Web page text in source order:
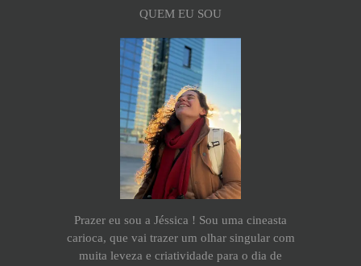
QUEM EU SOU
Prazer eu sou a Jéssica ! Sou uma cineasta
carioca, que vai trazer um olhar singular com
muita leveza e criatividade para o dia de